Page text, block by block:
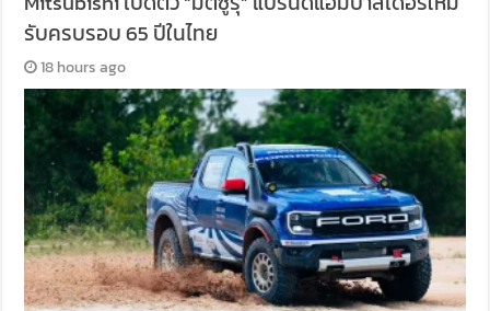
รับครบรอบ 65 ปีในไทย
18 hours ago